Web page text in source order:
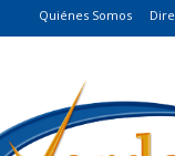
Quiénes Somos